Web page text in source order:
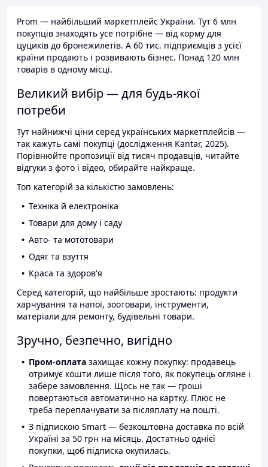
Prom — найбільший маркетплейс України. Тут 6 млн
покупців знаходять усе потрібне — від корму для
цуциків до бронежилетів. А 60 тис. підприємців з усієї
країни продають і розвивають бізнес. Понад 120 млн
товарів в одному місці.
Великий вибір — для будь-якої
потреби
Тут найнижчі ціни серед українських маркетплейсів —
так кажуть самі покупці (дослідження Kantar, 2025).
Порівнюйте пропозиції від тисяч продавців, читайте
відгуки з фото і відео, обирайте найкраще.
Топ категорій за кількістю замовлень:
Техніка й електроніка
Товари для дому і саду
Авто- та мототовари
Одяг та взуття
Краса та здоров'я
Серед категорій, що найбільше зростають: продукти
харчування та напої, зоотовари, інструменти,
матеріали для ремонту, будівельні товари.
Зручно, безпечно, вигідно
Пром-оплата захищає кожну покупку: продавець
отримує кошти лише після того, як покупець огляне і
забере замовлення. Щось не так — гроші
повертаються автоматично на картку. Плюс не
треба переплачувати за післяплату на пошті.
З підпискою Smart — безкоштовна доставка по всій
Україні за 50 грн на місяць. Достатньо однієї
покупки, щоб підписка окупилась.